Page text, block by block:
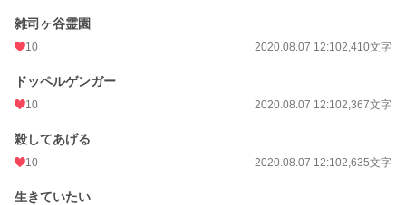
雑司ヶ谷霊園
10 2020.08.07 12:102,410文字
ドッペルゲンガー
10 2020.08.07 12:102,367文字
殺してあげる
10 2020.08.07 12:102,635文字
生きていたい